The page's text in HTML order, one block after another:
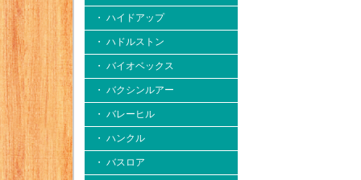
・ ハイドアップ
・ ハドルストン
・ バイオベックス
・ バクシンルアー
・ バレーヒル
・ ハンクル
・ バスロア